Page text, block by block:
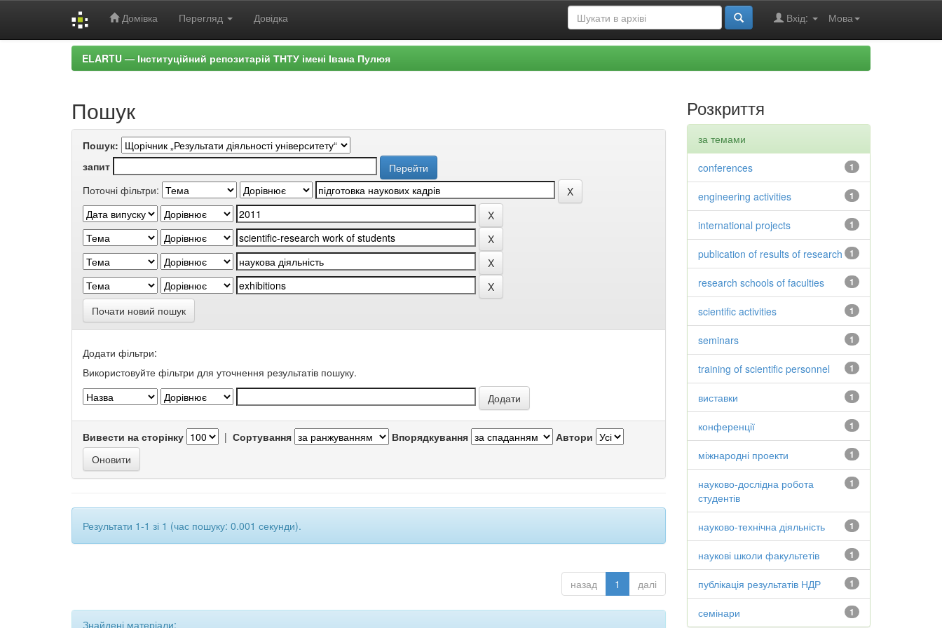
Домівка Перегляд Довідка Мова
Вхід:
ELARTU — Інституційний репозитарій ТНТУ імені Івана Пулюя
Пошук
Пошук:
запит
Поточні фільтри:
Почати новий пошук
Додати фільтри:
Використовуйте фільтри для уточнення результатів пошуку.
Вивести на сторінку | Сортування Впорядкування Автори
Результати 1-1 зі 1 (час пошуку: 0.001 секунди).
назад 1 далі
Знайдені матеріали:
Розкриття
за темами
1
conferences
1
engineering activities
1
international projects
1
publication of results of research
1
research schools of faculties
1
scientific activities
1
seminars
1
training of scientific personnel
1
виставки
1
конференції
1
міжнародні проекти
1
науково-дослідна робота
студентів
1
науково-технічна діяльність
1
наукові школи факультетів
1
публікація результатів НДР
1
семінари